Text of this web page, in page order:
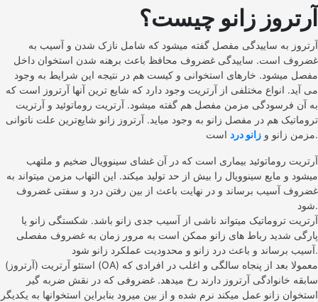
آرتروز زانو چیست؟
آرتروز به ساییدگی مفصل گفته میشود که شامل نازک شدن و آسیب به
غضروف است. ساییدگی غضروف محافظ باعث برهنه شدن استخوان داخل
مفصل میشود. خارهای استخوانی و کیست هم در نتیجه این شرایط به وجود
می آید. انواع مختلفی از آرتریت وجود دارد که شایع ترین آنها آرتروز است که
به آن فرسودگی مزمن مفصل هم گفته میشود. آرتریت روماتوئید و آرتریت
تروماتیک هم در مفصل زانو به وجود میاید. آرتروز زانو شایع‌ترین علت ناتوانی
مزمن زانو و زانو درد است.
آرتریت روماتوئید بیماری است که در آن غشای سینوویال ضخیم و ملتهب
میشود و مایع سینوویال را بیش از حد تولید میکند. این التهاب مزمن میتواند به
غضروف آسیب برساند و در نهایت باعث از بین رفتن درد و سفتی غضروف
شود.
آرتریت تروماتیک میتواند ناشی از آسیب جدی زانو باشد. شکستگی زانو یا
پارگی شدید رباط های زانو ممکن است به مرور زمان به غضروف مفصلی
آسیب برساند و باعث درد زانو و محدودیت عملکرد زانو شود.
استئو آرتریت (آرتروز) (OA) معمولا بعد از پنجاه سالگی و اغلب در افرادی که
سابقه خانوادگی آرتروز دارند رخ میدهد. غضروفی که در نقش ضربه گیر
استخوان زانو عمل میکند نرم شده و از بین میرود بنابراین استخوانها به یکدیگر